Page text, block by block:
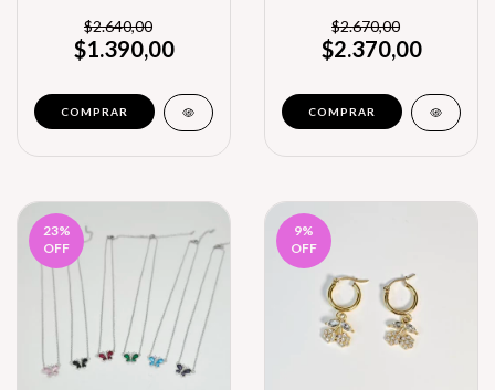
$2.640,00
$1.390,00
$2.670,00
$2.370,00
COMPRAR
23%
OFF
9%
OFF